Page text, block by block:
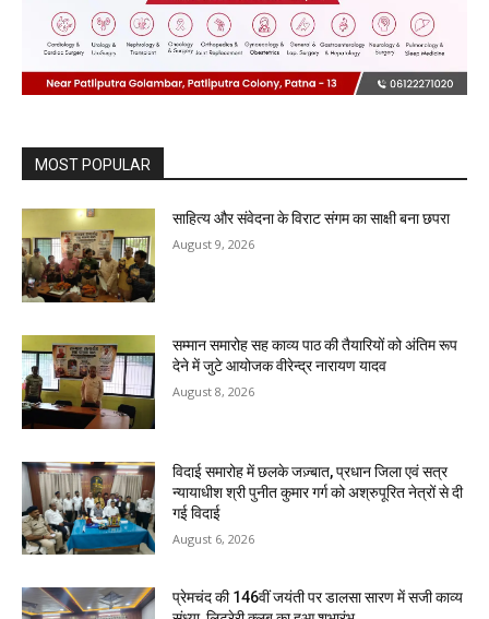
MOST POPULAR
साहित्य और संवेदना के विराट संगम का साक्षी बना छपरा
August 9, 2026
सम्मान समारोह सह काव्य पाठ की तैयारियों को अंतिम रूप
देने में जुटे आयोजक वीरेन्द्र नारायण यादव
August 8, 2026
विदाई समारोह में छलके जज़्बात, प्रधान जिला एवं सत्र
न्यायाधीश श्री पुनीत कुमार गर्ग को अश्रुपूरित नेत्रों से दी
गई विदाई
August 6, 2026
प्रेमचंद की 146वीं जयंती पर डालसा सारण में सजी काव्य